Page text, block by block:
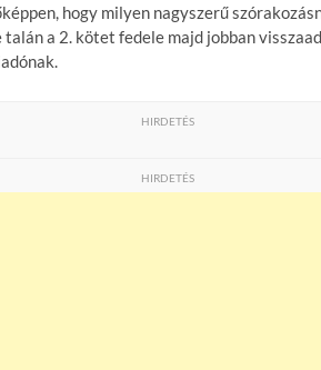
hogy milyen nagyszerű
a 2. kötet fedele majd jobban
HIRDETÉS
HIRDETÉS